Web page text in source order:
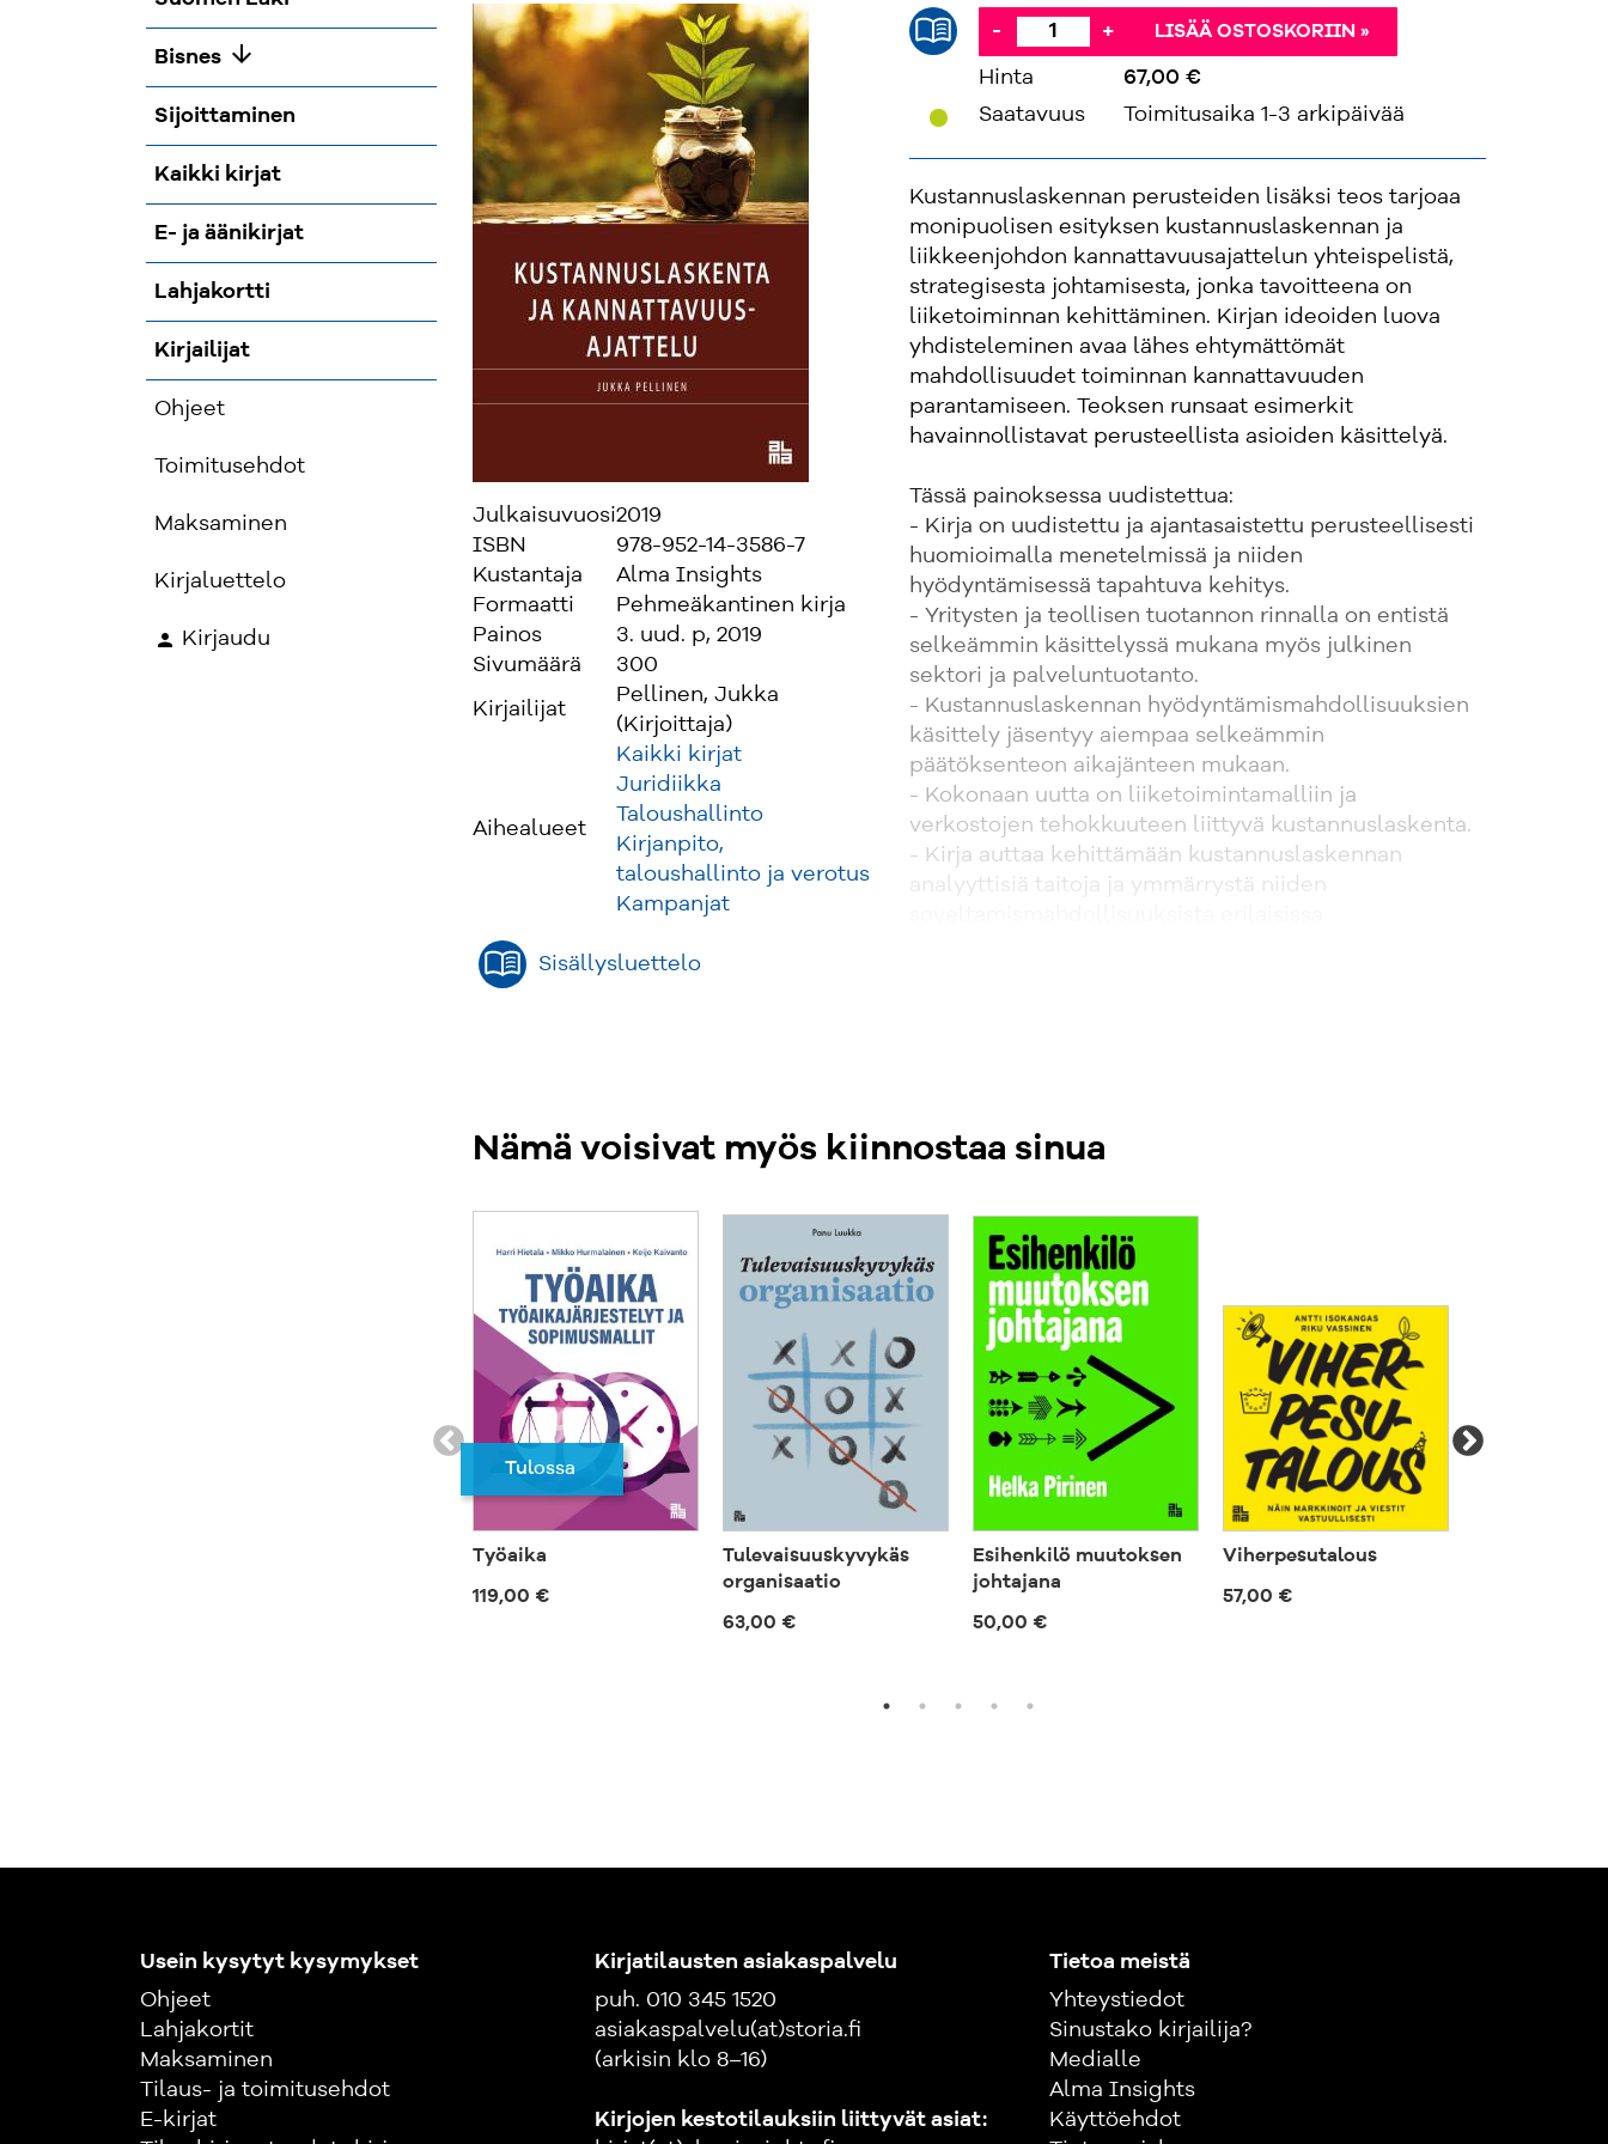
Bisnes arrow_downward
Sijoittaminen
Kaikki kirjat
E- ja äänikirjat
Lahjakortti
Kirjailijat
Ohjeet
Toimitusehdot
Maksaminen
Kirjaluettelo
Kirjaudu
Julkaisuvuosi2019
ISBN
978-952-14-3586-7
Kustantaja
Alma Insights
Formaatti
Pehmeäkantinen kirja
Painos
3. uud. p, 2019
Sivumäärä
300
Kirjailijat
Pellinen, Jukka
(Kirjoittaja)
Aihealueet
Kaikki kirjat
Juridiikka
Taloushallinto
Kirjanpito,
taloushallinto ja verotus
Kampanjat
- + LISÄÄ OSTOSKORIIN »
Hinta
67,00 €
Saatavuus
Toimitusaika 1-3 arkipäivää
Kustannuslaskennan perusteiden lisäksi teos tarjoaa
monipuolisen esityksen kustannuslaskennan ja
liikkeenjohdon kannattavuusajattelun yhteispelistä,
strategisesta johtamisesta, jonka tavoitteena on
liiketoiminnan kehittäminen. Kirjan ideoiden luova
yhdisteleminen avaa lähes ehtymättömät
mahdollisuudet toiminnan kannattavuuden
parantamiseen. Teoksen runsaat esimerkit
havainnollistavat perusteellista asioiden käsittelyä.
Tässä painoksessa uudistettua:
- Kirja on uudistettu ja ajantasaistettu perusteellisesti
huomioimalla menetelmissä ja niiden
hyödyntämisessä tapahtuva kehitys.
- Yritysten ja teollisen tuotannon rinnalla on entistä
selkeämmin käsittelyssä mukana myös julkinen
sektori ja palveluntuotanto.
- Kustannuslaskennan hyödyntämismahdollisuuksien
käsittely jäsentyy aiempaa selkeämmin
päätöksenteon aikajänteen mukaan.
- Kokonaan uutta on liiketoimintamalliin ja
verkostojen tehokkuuteen liittyvä kustannuslaskenta.
- Kirja auttaa kehittämään kustannuslaskennan
analyyttisiä taitoja ja ymmärrystä niiden
erityisasiantuntemus liittyy johtamisen ja talouden
taloushallinnon kehittämiseen.
Sisällysluettelo
Nämä voisivat myös kiinnostaa sinua
Tulossa
Työaika
119,00 €
Tulevaisuuskyvykäs
organisaatio
63,00 €
Esihenkilö muutoksen
johtajana
50,00 €
Viherpesutalous
57,00 €
Usein kysytyt kysymykset
Ohjeet
Lahjakortit
Maksaminen
Tilaus- ja toimitusehdot
E-kirjat
Kirjatilausten asiakaspalvelu
puh. 010 345 1520
asiakaspalvelu(at)storia.fi
(arkisin klo 8–16)
Kirjojen kestotilauksiin liittyvät asiat:
Tietoa meistä
Yhteystiedot
Sinustako kirjailija?
Medialle
Alma Insights
Käyttöehdot